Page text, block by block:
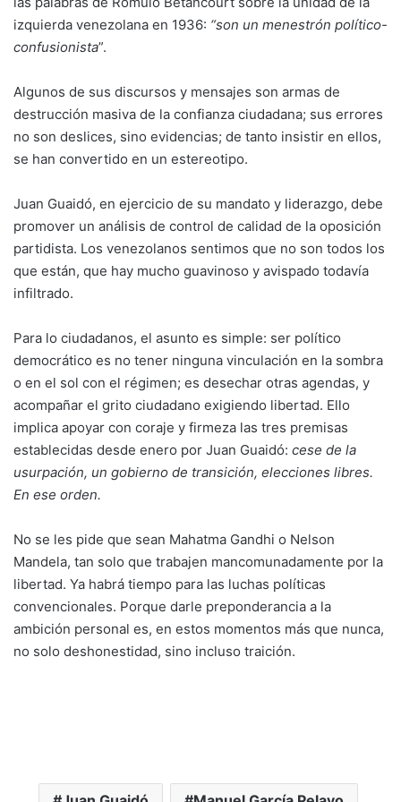
izquierda venezolana en 1936: “son un menestrón político-
confusionista”.
Algunos de sus discursos y mensajes son armas de
destrucción masiva de la confianza ciudadana; sus errores
no son deslices, sino evidencias; de tanto insistir en ellos,
se han convertido en un estereotipo.
Juan Guaidó, en ejercicio de su mandato y liderazgo, debe
promover un análisis de control de calidad de la oposición
partidista. Los venezolanos sentimos que no son todos los
que están, que hay mucho guavinoso y avispado todavía
infiltrado.
Para lo ciudadanos, el asunto es simple: ser político
democrático es no tener ninguna vinculación en la sombra
o en el sol con el régimen; es desechar otras agendas, y
acompañar el grito ciudadano exigiendo libertad. Ello
implica apoyar con coraje y firmeza las tres premisas
establecidas desde enero por Juan Guaidó: cese de la
usurpación, un gobierno de transición, elecciones libres.
En ese orden.
No se les pide que sean Mahatma Gandhi o Nelson
Mandela, tan solo que trabajen mancomunadamente por la
libertad. Ya habrá tiempo para las luchas políticas
convencionales. Porque darle preponderancia a la
ambición personal es, en estos momentos más que nunca,
no solo deshonestidad, sino incluso traición.